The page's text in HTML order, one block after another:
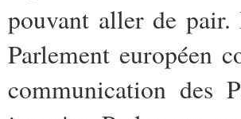
pouvant aller de
Parlement européen
communication des